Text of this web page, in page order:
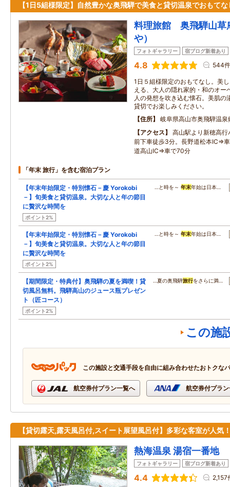
【1日5組様限定】自然豊かな奥飛騨で美食と貸切温泉でおもてな
料理旅館 奥飛騨山
や）
フォトギャラリー 宿ブログ新着あり
4.8 544件
1日５組様限定のおもてなし。美
える、大人の隠れ家的・和のオー
人の発想を吹き込む懐石。美肌の
貸切でお楽しみください。
住所
岐阜県高山市奥飛騨温
アクセス
高山駅より新穂高
前下車徒歩3分。長野道松本IC⇒
道高山IC⇒車で70分
「年末 旅行」を含む宿泊プラン
【年末年始限定・特別懐石－慶 Yorokobi
－】旬美食と貸切温泉。大切な人と年の節目
に贅沢な時間を
ポイント2%
…と時を～年末年始は日本…
【年末年始限定・特別懐石－慶 Yorokobi
－】旬美食と貸切温泉。大切な人と年の節目
に贅沢な時間を
ポイント2%
…と時を～年末年始は日本…
【期間限定・特典付】奥飛騨の夏を満喫！貸
切風呂無料。飛騨高山のジュース瓶プレゼン
ト（匠コース）
ポイント2%
…夏の奥飛騨旅行をさらに満…
この施
この施設と交通手段を自由に組み合わせたおトクな
航空券付プラン一覧へ 航空券付プラ
【貸切露天,露天風呂付,スイート展望風呂付】多彩な客室が人気
熱海温泉 湯宿一番地
フォトギャラリー 宿ブログ新着あり
4.4 2,157